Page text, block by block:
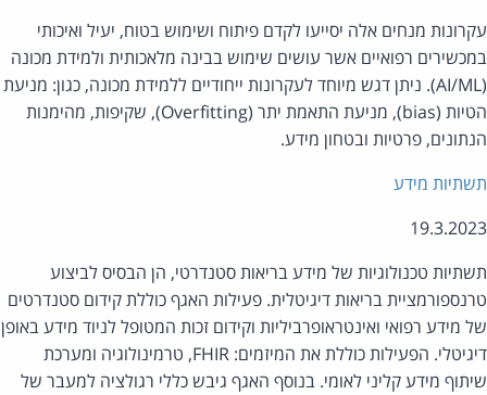
מנחים אלה יסייעו לקדם פיתוח ושימוש בטוח, יעיל ואיכותי
רפואיים אשר עושים שימוש בבינה מלאכותית ולמידת מכונה
(AI/ML). ניתן דגש מיוחד לעקרונות ייחודיים ללמידת מכונה, כגון: מניעת
הטיות (bias), מניעת התאמת יתר (Overfitting), שקיפות, מהימנות
פרטיות ובטחון מידע.
מידע
טכנולוגיות של מידע בריאות סטנדרטי, הן הבסיס לביצוע
בריאות דיגיטלית. פעילות האגף כוללת קידום סטנדרטים
מידע רפואי ואינטראופרביליות וקידום זכות המטופל לניוד מידע באופן
דיגיטלי. הפעילות כוללת את המיזמים: FHIR, טרמינולוגיה ומערכת
מידע קליני לאומי. בנוסף האגף גיבש כללי רגולציה למעבר של